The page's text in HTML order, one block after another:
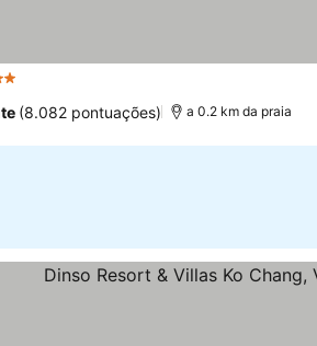
(8.082 pontuações) a 0.2 km da praia